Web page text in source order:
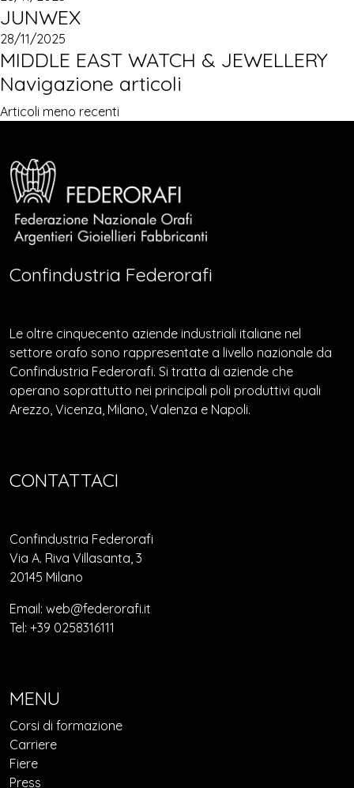
JUNWEX
28/11/2025
MIDDLE EAST WATCH & JEWELLERY
Navigazione articoli
Articoli meno recenti
Confindustria Federorafi
Le oltre cinquecento aziende industriali italiane nel
settore orafo sono rappresentate a livello nazionale da
Confindustria Federorafi. Si tratta di aziende che
operano soprattutto nei principali poli produttivi quali
Arezzo, Vicenza, Milano, Valenza e Napoli.
CONTATTACI
Confindustria Federorafi
Via A. Riva Villasanta, 3
20145 Milano
Email: web@federorafi.it
Tel: +39 0258316111
MENU
Corsi di formazione
Carriere
Fiere
Press